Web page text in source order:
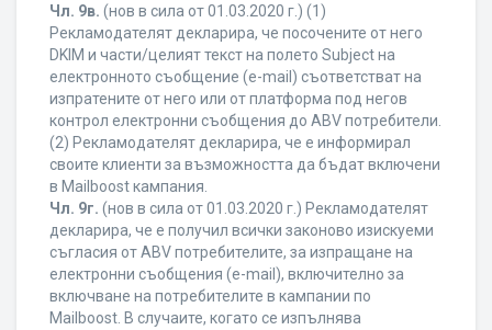
Чл. 9в. (нов в сила от 01.03.2020 г.) (1)
Рекламодателят декларира, че посочените от него
DKIM и части/целият текст на полето Subject на
електронното съобщение (e-mail) съответстват на
изпратените от него или от платформа под негов
контрол електронни съобщения до ABV потребители.
(2) Рекламодателят декларира, че е информирал
своите клиенти за възможността да бъдат включени
в Mailboost кампания.
Чл. 9г. (нов в сила от 01.03.2020 г.) Рекламодателят
декларира, че е получил всички законово изискуеми
съгласия от ABV потребителите, за изпращане на
електронни съобщения (e-mail), включително за
включване на потребителите в кампании по
Mailboost. В случаите, когато се изпълнява